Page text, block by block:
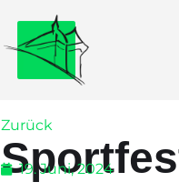
Zurück
19. Juni, 2024